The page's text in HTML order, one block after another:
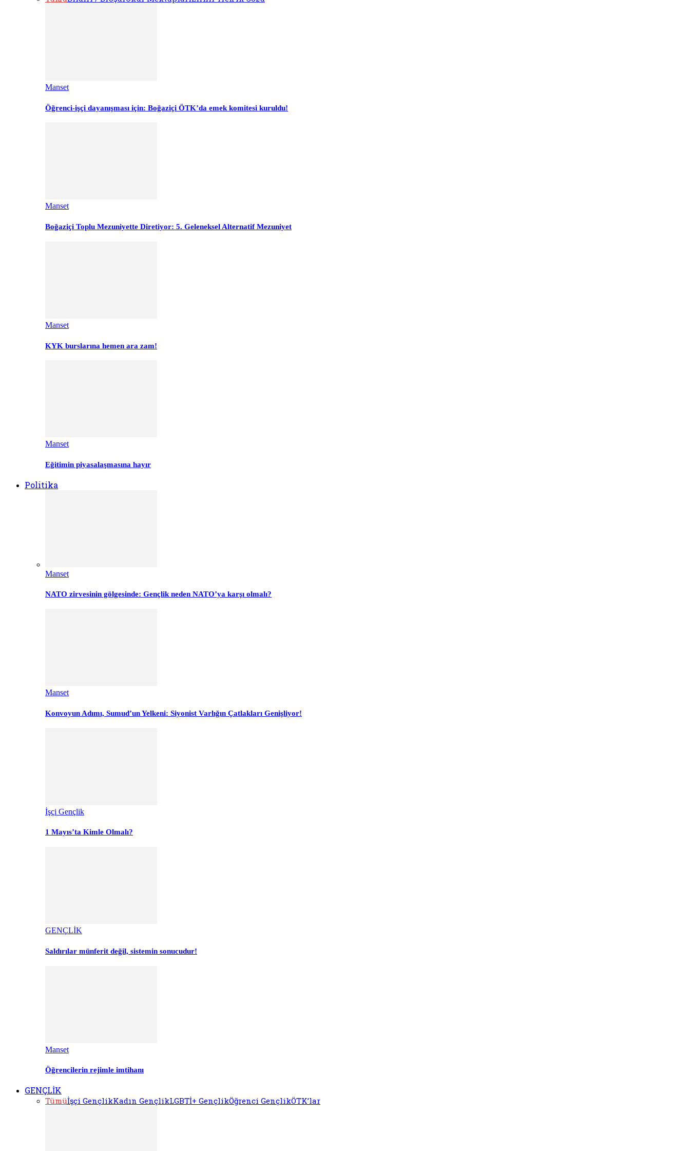
Manset
Öğrenci-işçi dayanışması için: Boğaziçi ÖTK’da emek komitesi kuruldu!
Manset
Boğaziçi Toplu Mezuniyette Diretiyor: 5. Geleneksel Alternatif Mezuniyet
Manset
KYK burslarına hemen ara zam!
Manset
Eğitimin piyasalaşmasına hayır
Politika
Manset
NATO zirvesinin gölgesinde: Gençlik neden NATO’ya karşı olmalı?
Manset
Konvoyun Adımı, Sumud’un Yelkeni: Siyonist Varlığın Çatlakları Genişliyor!
İşçi Gençlik
1 Mayıs’ta Kimle Olmalı?
GENÇLİK
Saldırılar münferit değil, sistemin sonucudur!
Manset
Öğrencilerin rejimle imtihanı
GENÇLİK
Tümüİşçi GençlikKadın GençlikLGBTİ+ GençlikÖğrenci GençlikÖTK’lar